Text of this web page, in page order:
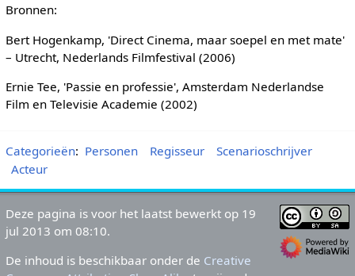
Bronnen:
Bert Hogenkamp, 'Direct Cinema, maar soepel en met mate'
– Utrecht, Nederlands Filmfestival (2006)
Ernie Tee, 'Passie en professie', Amsterdam Nederlandse
Film en Televisie Academie (2002)
Categorieën: Personen Regisseur
Scenarioschrijver
Acteur
Deze pagina is voor het laatst bewerkt op 19
jul 2013 om 08:10.
De inhoud is beschikbaar onder de Creative